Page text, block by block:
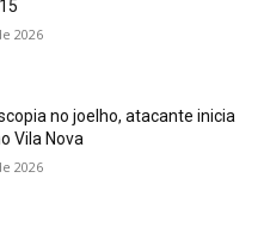
2026
no joelho, atacante inicia
Vila Nova
2026